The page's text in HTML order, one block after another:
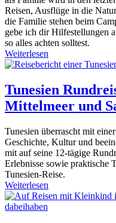
Reisen, Ausflüge in die
die Familie stehen beim
gebe ich dir Hilfestellungen
so alles achten solltest.
Weiterlesen
Tunesien
Mittelmeer und
Tunesien überrascht mit
Geschichte, Kultur und
mit auf seine 12-tägige
Erlebnisse sowie praktische
Tunesien-Reise.
Weiterlesen